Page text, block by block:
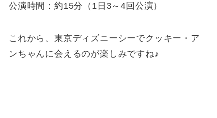
公演時間：約15分（1日3～4回公演）
これから、東京ディズニーシーでクッキー・ア
ンちゃんに会えるのが楽しみですね♪